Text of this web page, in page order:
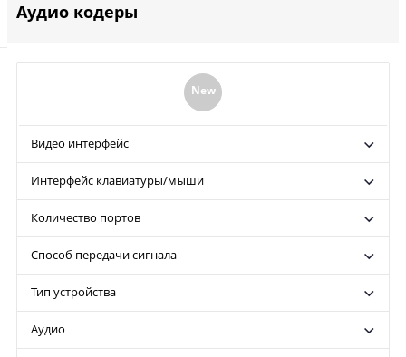
Аудио кодеры
New
Видео интерфейс
Интерфейс клавиатуры/мыши
Количество портов
Способ передачи сигнала
Тип устройства
Аудио